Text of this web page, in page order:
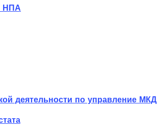
НПА
деятельности по управление МКД